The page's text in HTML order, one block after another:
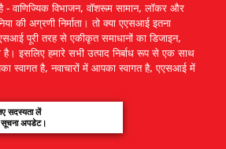
वाणिज्यिक विभाजन, वॉशरूम सामान, लॉकर और
की अग्रणी निर्माता। तो क्या एएसआई इतना
पूरी तरह से एकीकृत समाधानों का डिजाइन,
है। इसलिए हमारे सभी उत्पाद निर्बाध रूप से एक साथ
स्वागत है, नवाचारों में आपका स्वागत है, एएसआई में
सदस्यता लें
अपडेट।